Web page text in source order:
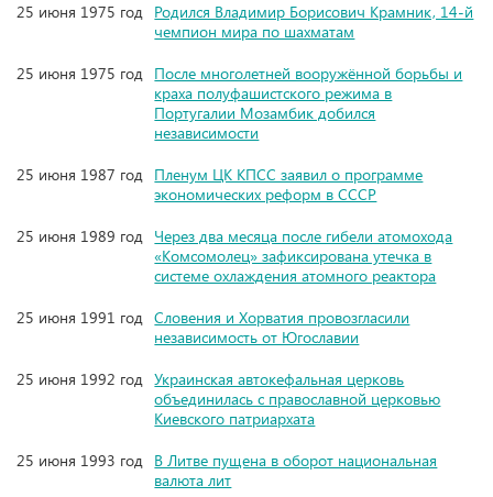
25 июня 1975 год Родился Владимир Борисович Крамник, 14-й
чемпион мира по шахматам
25 июня 1975 год После многолетней вооружённой борьбы и
краха полуфашистского режима в
Португалии Мозамбик добился
независимости
25 июня 1987 год Пленум ЦК КПСС заявил о программе
экономических реформ в СССР
25 июня 1989 год Через два месяца после гибели атомохода
«Комсомолец» зафиксирована утечка в
системе охлаждения атомного реактора
25 июня 1991 год Словения и Хорватия провозгласили
независимость от Югославии
25 июня 1992 год Украинская автокефальная церковь
объединилась с православной церковью
Киевского патриархата
25 июня 1993 год В Литве пущена в оборот национальная
валюта лит